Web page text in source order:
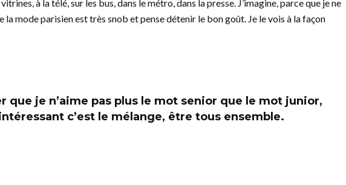
à la télé, sur les bus, dans le métro, dans la presse. J’imagine, parce que je ne
la mode parisien est très snob et pense détenir le bon goût. Je le vois à la façon
que je n’aime pas plus le mot senior que le mot junior,
c’est le mélange, être tous ensemble.